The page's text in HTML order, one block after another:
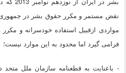
نقض مستمر و مکرر حقوق بشر در جمهوری
مواردی ازقبیل استفاده خودسرانه و
فرامی گیرد اما محدود به این موارد نیست؛
- باعنایت به قطعنامه سازمان ملل